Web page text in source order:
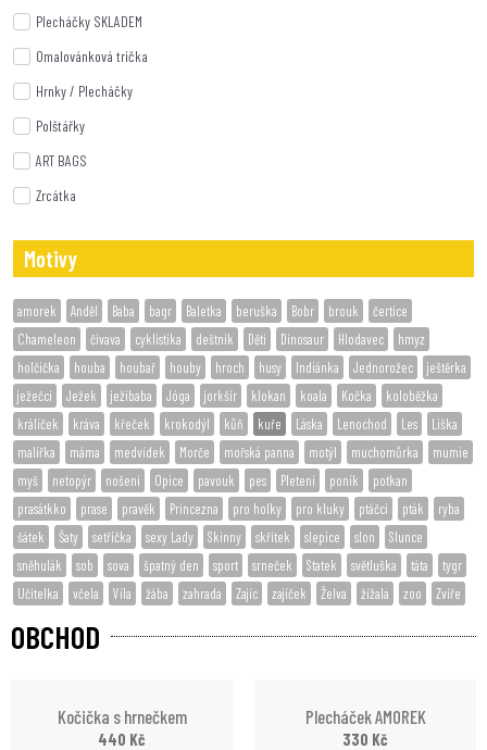
Plecháčky SKLADEM
Omalovánková trička
Hrnky / Plecháčky
Polštářky
ART BAGS
Zrcátka
Motivy
amorek Anděl Baba bagr Baletka beruška Bobr brouk
čertice
Chameleon
čivava cyklistika deštník Děti Dinosaur Hlodavec
hmyz
holčička
houba houbař houby hroch husy Indiánka Jednorožec
ještěrka
ježečci
Ježek ježibaba Jóga jorkšír klokan koala Kočka
koloběžka
králíček
kráva křeček krokodýl kůň kuře Láska Lenochod Les
Liška
malířka
máma medvídek Morče mořská panna motýl muchomůrka
mumie
myš
netopýr nošení Opice pavouk pes Pletení poník
potkan
prasátkko
prase pravěk Princezna pro holky pro kluky ptáčci pták
ryba
šátek
Šaty setřička sexy Lady Skinny skřítek slepice slon
Slunce
sněhulák
sob sova špatný den sport srneček Statek světluška táta
tygr
Učitelka
včela Víla žába zahrada Zajíc zajíček Želva žížala zoo Zvíře
OBCHOD
Kočička s hrnečkem
440 Kč
Plecháček AMOREK
330 Kč